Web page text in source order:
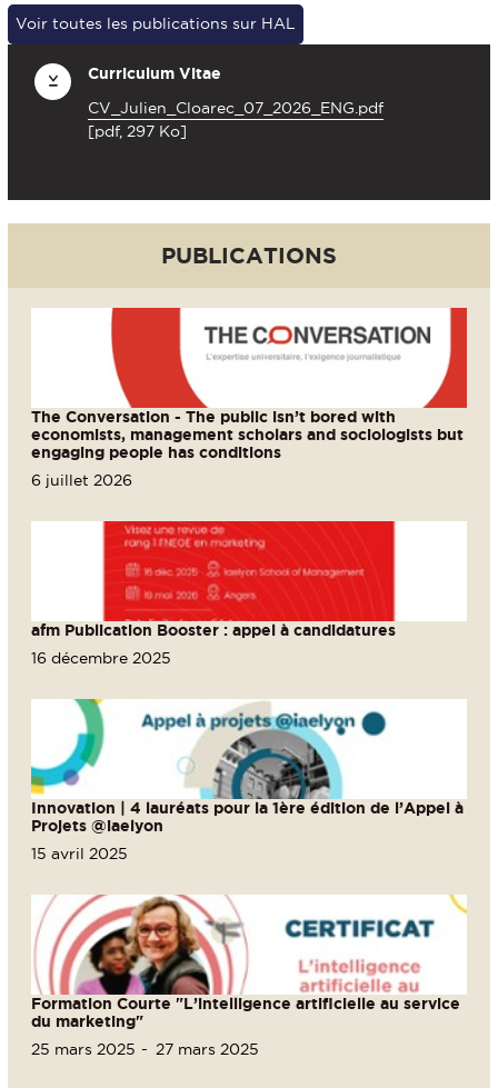
Voir toutes les publications sur HAL
Curriculum Vitae
CV_Julien_Cloarec_07_2026_ENG.pdf
[pdf, 297 Ko]
PUBLICATIONS
The Conversation - The public isn’t bored with
economists, management scholars and sociologists but
engaging people has conditions
6 juillet 2026
afm Publication Booster : appel à candidatures
16 décembre 2025
Innovation | 4 lauréats pour la 1ère édition de l’Appel à
Projets @iaelyon
15 avril 2025
Formation Courte "L’intelligence artificielle au service
du marketing"
25 mars 2025
27 mars 2025